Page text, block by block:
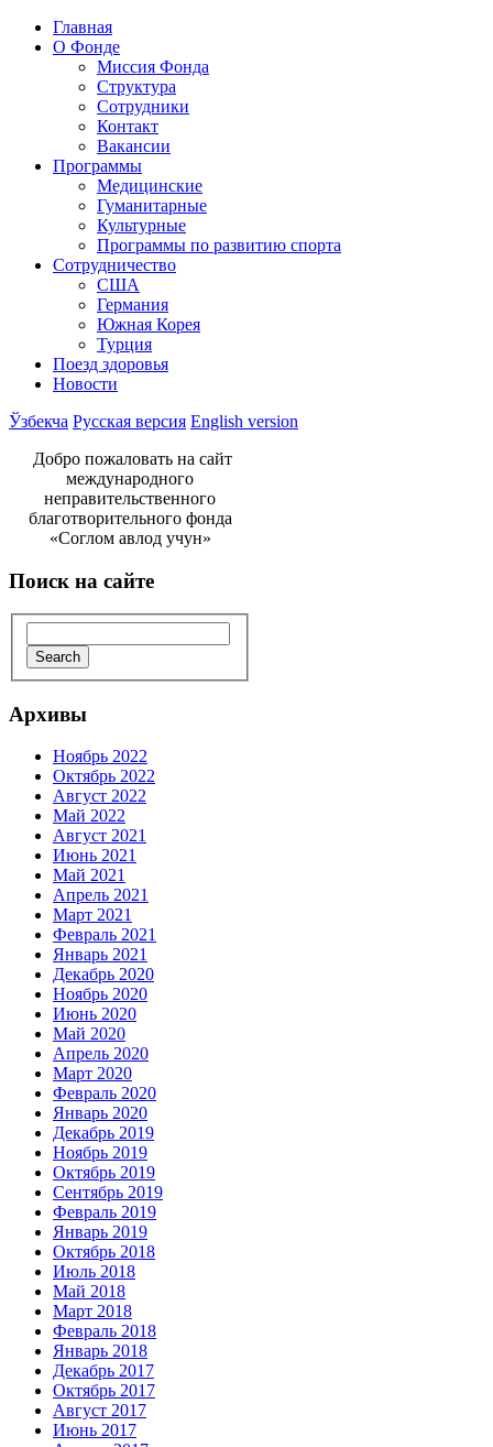
Главная
О Фонде
Миссия Фонда
Структура
Сотрудники
Контакт
Вакансии
Программы
Медицинские
Гуманитарные
Культурные
Программы по развитию спорта
Сотрудничество
США
Германия
Южная Корея
Турция
Поезд здоровья
Новости
Ўзбекча Русская версия English version
Добро пожаловать на сайт
международного
неправительственного
благотворительного фонда
«Соглом авлод учун»
Поиск на сайте
Архивы
Ноябрь 2022
Октябрь 2022
Август 2022
Май 2022
Август 2021
Июнь 2021
Май 2021
Апрель 2021
Март 2021
Февраль 2021
Январь 2021
Декабрь 2020
Ноябрь 2020
Июнь 2020
Май 2020
Апрель 2020
Март 2020
Февраль 2020
Январь 2020
Декабрь 2019
Ноябрь 2019
Октябрь 2019
Сентябрь 2019
Февраль 2019
Январь 2019
Октябрь 2018
Июль 2018
Май 2018
Март 2018
Февраль 2018
Январь 2018
Декабрь 2017
Октябрь 2017
Август 2017
Июнь 2017